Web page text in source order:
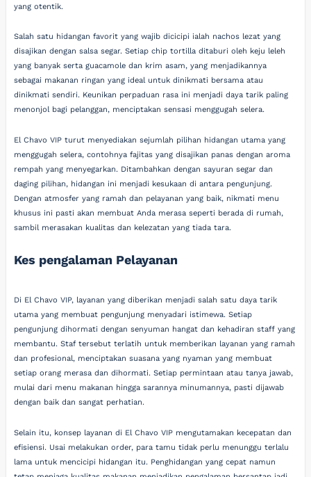
yang otentik.
Salah satu hidangan favorit yang wajib dicicipi ialah nachos lezat yang
disajikan dengan salsa segar. Setiap chip tortilla ditaburi oleh keju leleh
yang banyak serta guacamole dan krim asam, yang menjadikannya
sebagai makanan ringan yang ideal untuk dinikmati bersama atau
dinikmati sendiri. Keunikan perpaduan rasa ini menjadi daya tarik paling
menonjol bagi pelanggan, menciptakan sensasi menggugah selera.
El Chavo VIP turut menyediakan sejumlah pilihan hidangan utama yang
menggugah selera, contohnya fajitas yang disajikan panas dengan aroma
rempah yang menyegarkan. Ditambahkan dengan sayuran segar dan
daging pilihan, hidangan ini menjadi kesukaan di antara pengunjung.
Dengan atmosfer yang ramah dan pelayanan yang baik, nikmati menu
khusus ini pasti akan membuat Anda merasa seperti berada di rumah,
sambil merasakan kualitas dan kelezatan yang tiada tara.
Kes pengalaman Pelayanan
Di El Chavo VIP, layanan yang diberikan menjadi salah satu daya tarik
utama yang membuat pengunjung menyadari istimewa. Setiap
pengunjung dihormati dengan senyuman hangat dan kehadiran staff yang
membantu. Staf tersebut terlatih untuk memberikan layanan yang ramah
dan profesional, menciptakan suasana yang nyaman yang membuat
setiap orang merasa dan dihormati. Setiap permintaan atau tanya jawab,
mulai dari menu makanan hingga sarannya minumannya, pasti dijawab
dengan baik dan sangat perhatian.
Selain itu, konsep layanan di El Chavo VIP mengutamakan kecepatan dan
efisiensi. Usai melakukan order, para tamu tidak perlu menunggu terlalu
lama untuk mencicipi hidangan itu. Penghidangan yang cepat namun